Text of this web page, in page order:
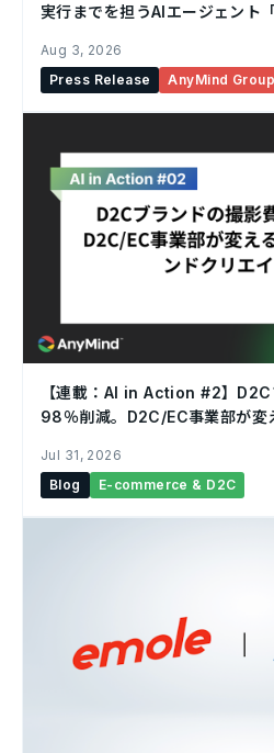
実行までを担うAIエージェント
Aug 3, 2026
Press Release
AnyMind Group
【連載：AI in Action #2】D2C
98％削減。D2C/EC事業部が変
Jul 31, 2026
Blog
E-commerce & D2C